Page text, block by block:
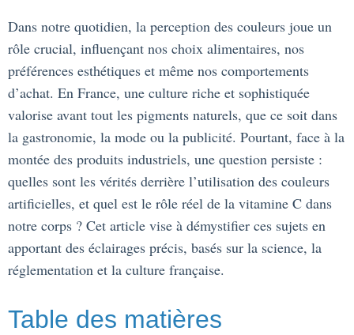
Dans notre quotidien, la perception des couleurs joue un
rôle crucial, influençant nos choix alimentaires, nos
préférences esthétiques et même nos comportements
d’achat. En France, une culture riche et sophistiquée
valorise avant tout les pigments naturels, que ce soit dans
la gastronomie, la mode ou la publicité. Pourtant, face à la
montée des produits industriels, une question persiste :
quelles sont les vérités derrière l’utilisation des couleurs
artificielles, et quel est le rôle réel de la vitamine C dans
notre corps ? Cet article vise à démystifier ces sujets en
apportant des éclairages précis, basés sur la science, la
réglementation et la culture française.
Table des matières